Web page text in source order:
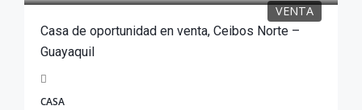
VENTA
Casa de oportunidad en venta, Ceibos Norte –
Guayaquil
CASA